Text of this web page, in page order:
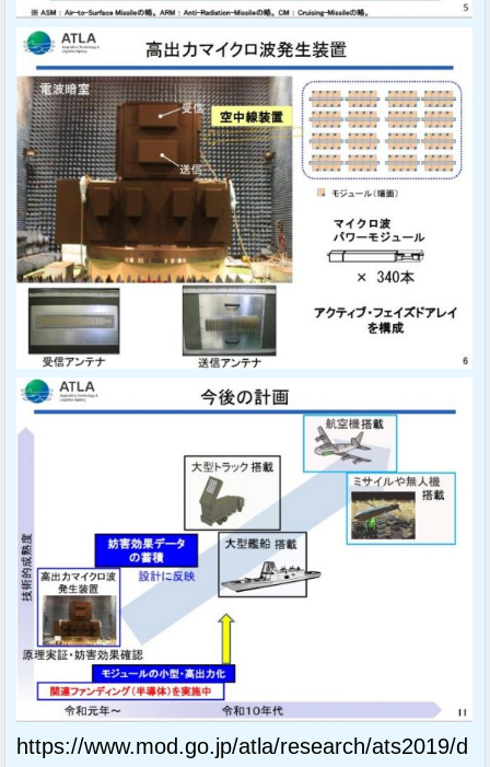
https://www.mod.go.jp/atla/research/ats2019/d